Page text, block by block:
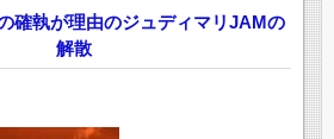
確執が理由のジュディマリJAMの
解散